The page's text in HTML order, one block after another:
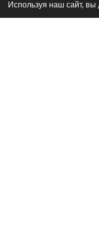
Используя наш сайт, вы